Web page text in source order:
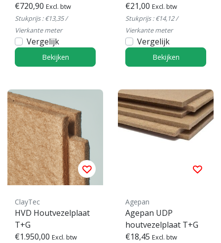
€720,90 Excl. btw
Stukprijs : €13,35 /
Vierkante meter
Vergelijk
Bekijken
mm
€21,00 Excl. btw
Stukprijs : €14,12 /
Vierkante meter
Vergelijk
Bekijken
ClayTec
HVD Houtvezelplaat
T+G
€1.950,00 Excl. btw
Agepan
Agepan UDP
houtvezelplaat T+G
€18,45 Excl. btw